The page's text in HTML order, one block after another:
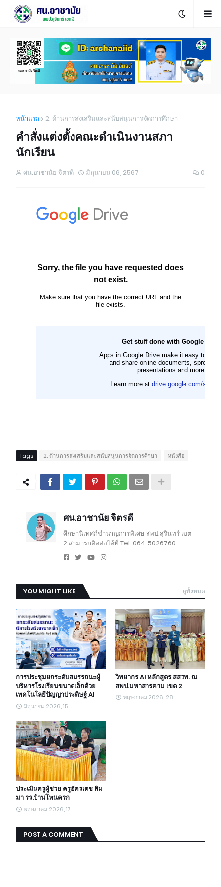
หน้าแรก 2. ด้านการส่งเสริมและสนับสนุนการจัดการศึกษา
คำสั่งแต่งตั้งคณะดำเนินงานสภา
นักเรียน
ศน.อาชานัย จิตรดี มิถุนายน 06, 2567 0
Tags 2. ด้านการส่งเสริมและสนับสนุนการจัดการศึกษา หนังสือ
ศน.อาชานัย จิตรดี
ศึกษานิเทศก์ชำนาญการพิเศษ สพป.สุรินทร์ เขต
2 สามารถติดต่อได้ที่ Tel: 064-5026760
YOU MIGHT LIKE ดูทั้งหมด
การประชุมยกระดับสมรรถนะผู้
บริหารโรงเรียนขนาดเล็กด้วย
เทคโนโลยีปัญญาประดิษฐ์ AI
มิถุนายน 2026, 15
วิทยากร AI หลักสูตร สสวท. ณ
สพป.มหาสารคาม เขต 2
พฤษภาคม 2026, 28
ประเมินครูผู้ช่วย ครูอัครเดช สิม
มา รร.บ้านโพนครก
พฤษภาคม 2026, 17
POST A COMMENT